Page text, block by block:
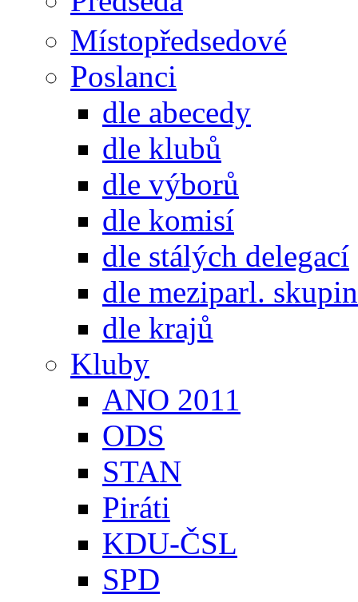
Místopředsedové
Poslanci
dle abecedy
dle klubů
dle výborů
dle komisí
dle stálých delegací
dle meziparl. skupin
dle krajů
Kluby
ANO 2011
ODS
STAN
Piráti
KDU-ČSL
SPD